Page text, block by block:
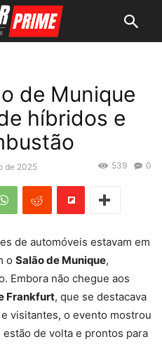
de Munique
híbridos e
de 2025 0
539
de automóveis estavam em
o Salão de Munique,
Embora não chegue aos
Frankfurt, que se destacava
visitantes, o evento mostrou
de volta e prontos para